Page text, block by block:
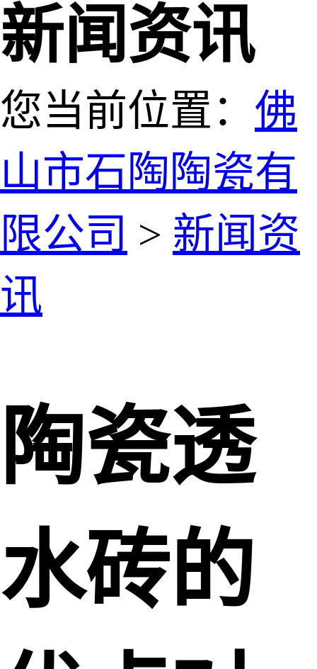
新闻资讯
您当前位置： 佛
山市石陶陶瓷有
限公司 > 新闻资
讯
陶瓷透
水砖的